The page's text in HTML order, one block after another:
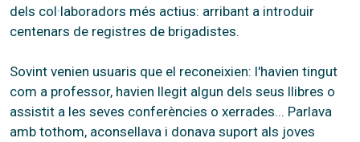
dels col·laboradors més actius: arribant a introduir
centenars de registres de brigadistes.
Sovint venien usuaris que el reconeixien: l'havien tingut
com a professor, havien llegit algun dels seus llibres o
assistit a les seves conferències o xerrades... Parlava
amb tothom, aconsellava i donava suport als joves